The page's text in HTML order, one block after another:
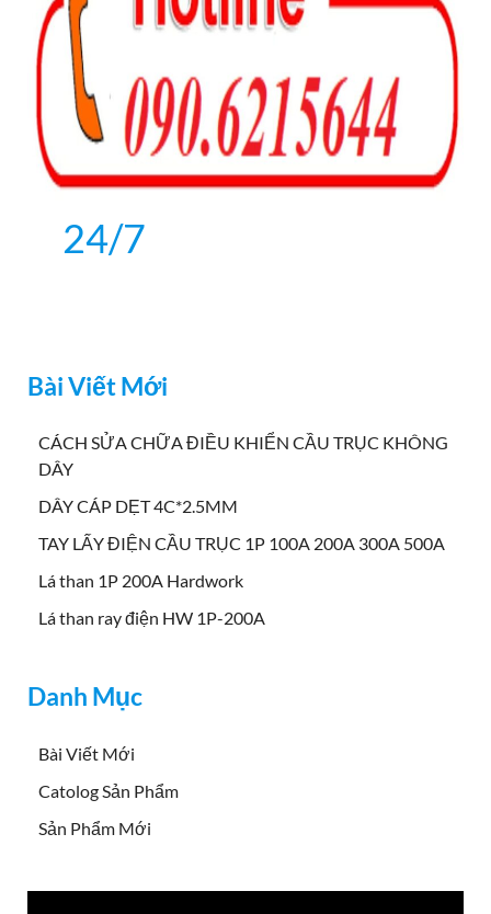
24/7
Bài Viết Mới
CÁCH SỬA CHỮA ĐIỀU KHIỂN CẦU TRỤC KHÔNG
DÂY
DÂY CÁP DẸT 4C*2.5MM
TAY LẤY ĐIỆN CẦU TRỤC 1P 100A 200A 300A 500A
Lá than 1P 200A Hardwork
Lá than ray điện HW 1P-200A
Danh Mục
Bài Viết Mới
Catolog Sản Phẩm
Sản Phẩm Mới